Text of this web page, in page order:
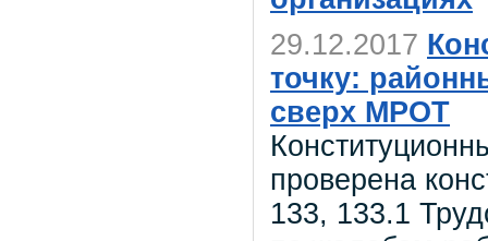
29.12.2017
точку:
сверх МРОТ
проверена
133, 133.1